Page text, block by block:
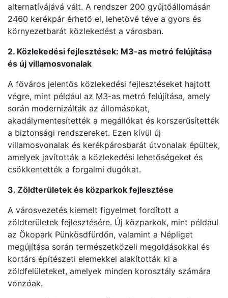
alternatívájává vált. A rendszer 200 gyűjtőállomásán
2460 kerékpár érhető el, lehetővé téve a gyors és
környezetbarát közlekedést a városban.
2. Közlekedési fejlesztések: M3-as metró felújítása
és új villamosvonalak
A főváros jelentős közlekedési fejlesztéseket hajtott
végre, mint például az M3-as metró felújítása, amely
során modernizálták az állomásokat,
akadálymentesítették a megállókat és korszerűsítették
a biztonsági rendszereket. Ezen kívül új
villamosvonalak és kerékpárosbarát útvonalak épültek,
amelyek javították a közlekedési lehetőségeket és
csökkentették a forgalmi dugókat.
3. Zöldterületek és közparkok fejlesztése
A városvezetés kiemelt figyelmet fordított a
zöldterületek fejlesztésére. Új közparkok, mint például
az Ökopark Pünkösdfürdőn, valamint a Népliget
megújítása során természetközeli megoldásokkal és
kortárs építészeti elemekkel alakították ki a
zöldfelületeket, amelyek minden korosztály számára
vonzóak.